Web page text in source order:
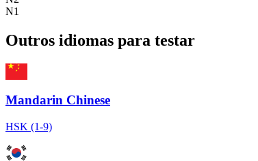
N1
Outros idiomas para testar
Mandarin Chinese
HSK (1-9)